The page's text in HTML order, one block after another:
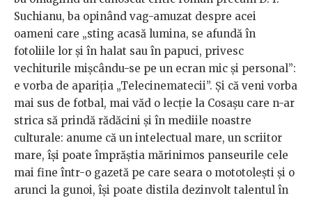
Suchianu, ba opinând vag-amuzat despre acei
oameni care „sting acasă lumina, se afundă în
fotoliile lor și în halat sau în papuci, privesc
vechiturile mișcându-se pe un ecran mic și personal”:
e vorba de apariția „Telecinematecii”. Și că veni vorba
mai sus de fotbal, mai văd o lecție la Cosașu care n-ar
strica să prindă rădăcini și în mediile noastre
culturale: anume că un intelectual mare, un scriitor
mare, își poate împrăștia mărinimos panseurile cele
mai fine într-o gazetă pe care seara o mototolești și o
arunci la gunoi, își poate distila dezinvolt talentul în